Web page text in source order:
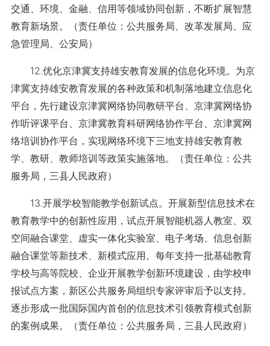
交通、环境、金融、信用等领域协同创新，不断扩展智慧
教育新场景。（责任单位：公共服务局、改革发展局、应
急管理局、公安局）
12.优化京津冀支持雄安教育发展的信息化环境。为京
津冀支持雄安教育发展的各种政策和机制落地建立信息化
平台，先行建设京津冀网络协同教研平台、京津冀网络协
作听评课平台、京津冀教育科研网络协作平台、京津冀网
络培训协作平台，实现网络环境下三地支持雄安教育教
学、教研、教师培训等政策实施落地。（责任单位：公共
服务局，三县人民政府）
13.开展学校智能教学创新试点。开展新型信息技术在
教育教学中的创新性应用，试点开展智能机器人教室、双
空间融合课堂、虚实一体化实验室、电子考场、信息创新
融合课堂等新技术、新模式应用。每年支持一批基础教育
学校与高等院校、企业开展教学创新环境建设，由学校申
报试点方案，新区公共服务局组织专家评审后予以支持。
逐步形成一批国际国内首创的信息技术引领教育模式创新
的案例成果。（责任单位：公共服务局，三县人民政府）